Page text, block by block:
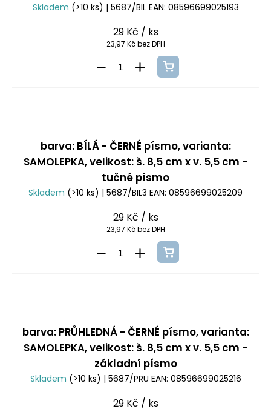
Skladem (>10 ks) | 5687/BIL EAN: 08596699025193
29 Kč / ks
23,97 Kč bez DPH
barva: BÍLÁ - ČERNÉ písmo, varianta:
SAMOLEPKA, velikost: š. 8,5 cm x v. 5,5 cm -
tučné písmo
Skladem (>10 ks) | 5687/BIL3 EAN: 08596699025209
29 Kč / ks
23,97 Kč bez DPH
barva: PRŮHLEDNÁ - ČERNÉ písmo, varianta:
SAMOLEPKA, velikost: š. 8,5 cm x v. 5,5 cm -
základní písmo
Skladem (>10 ks) | 5687/PRU EAN: 08596699025216
29 Kč / ks